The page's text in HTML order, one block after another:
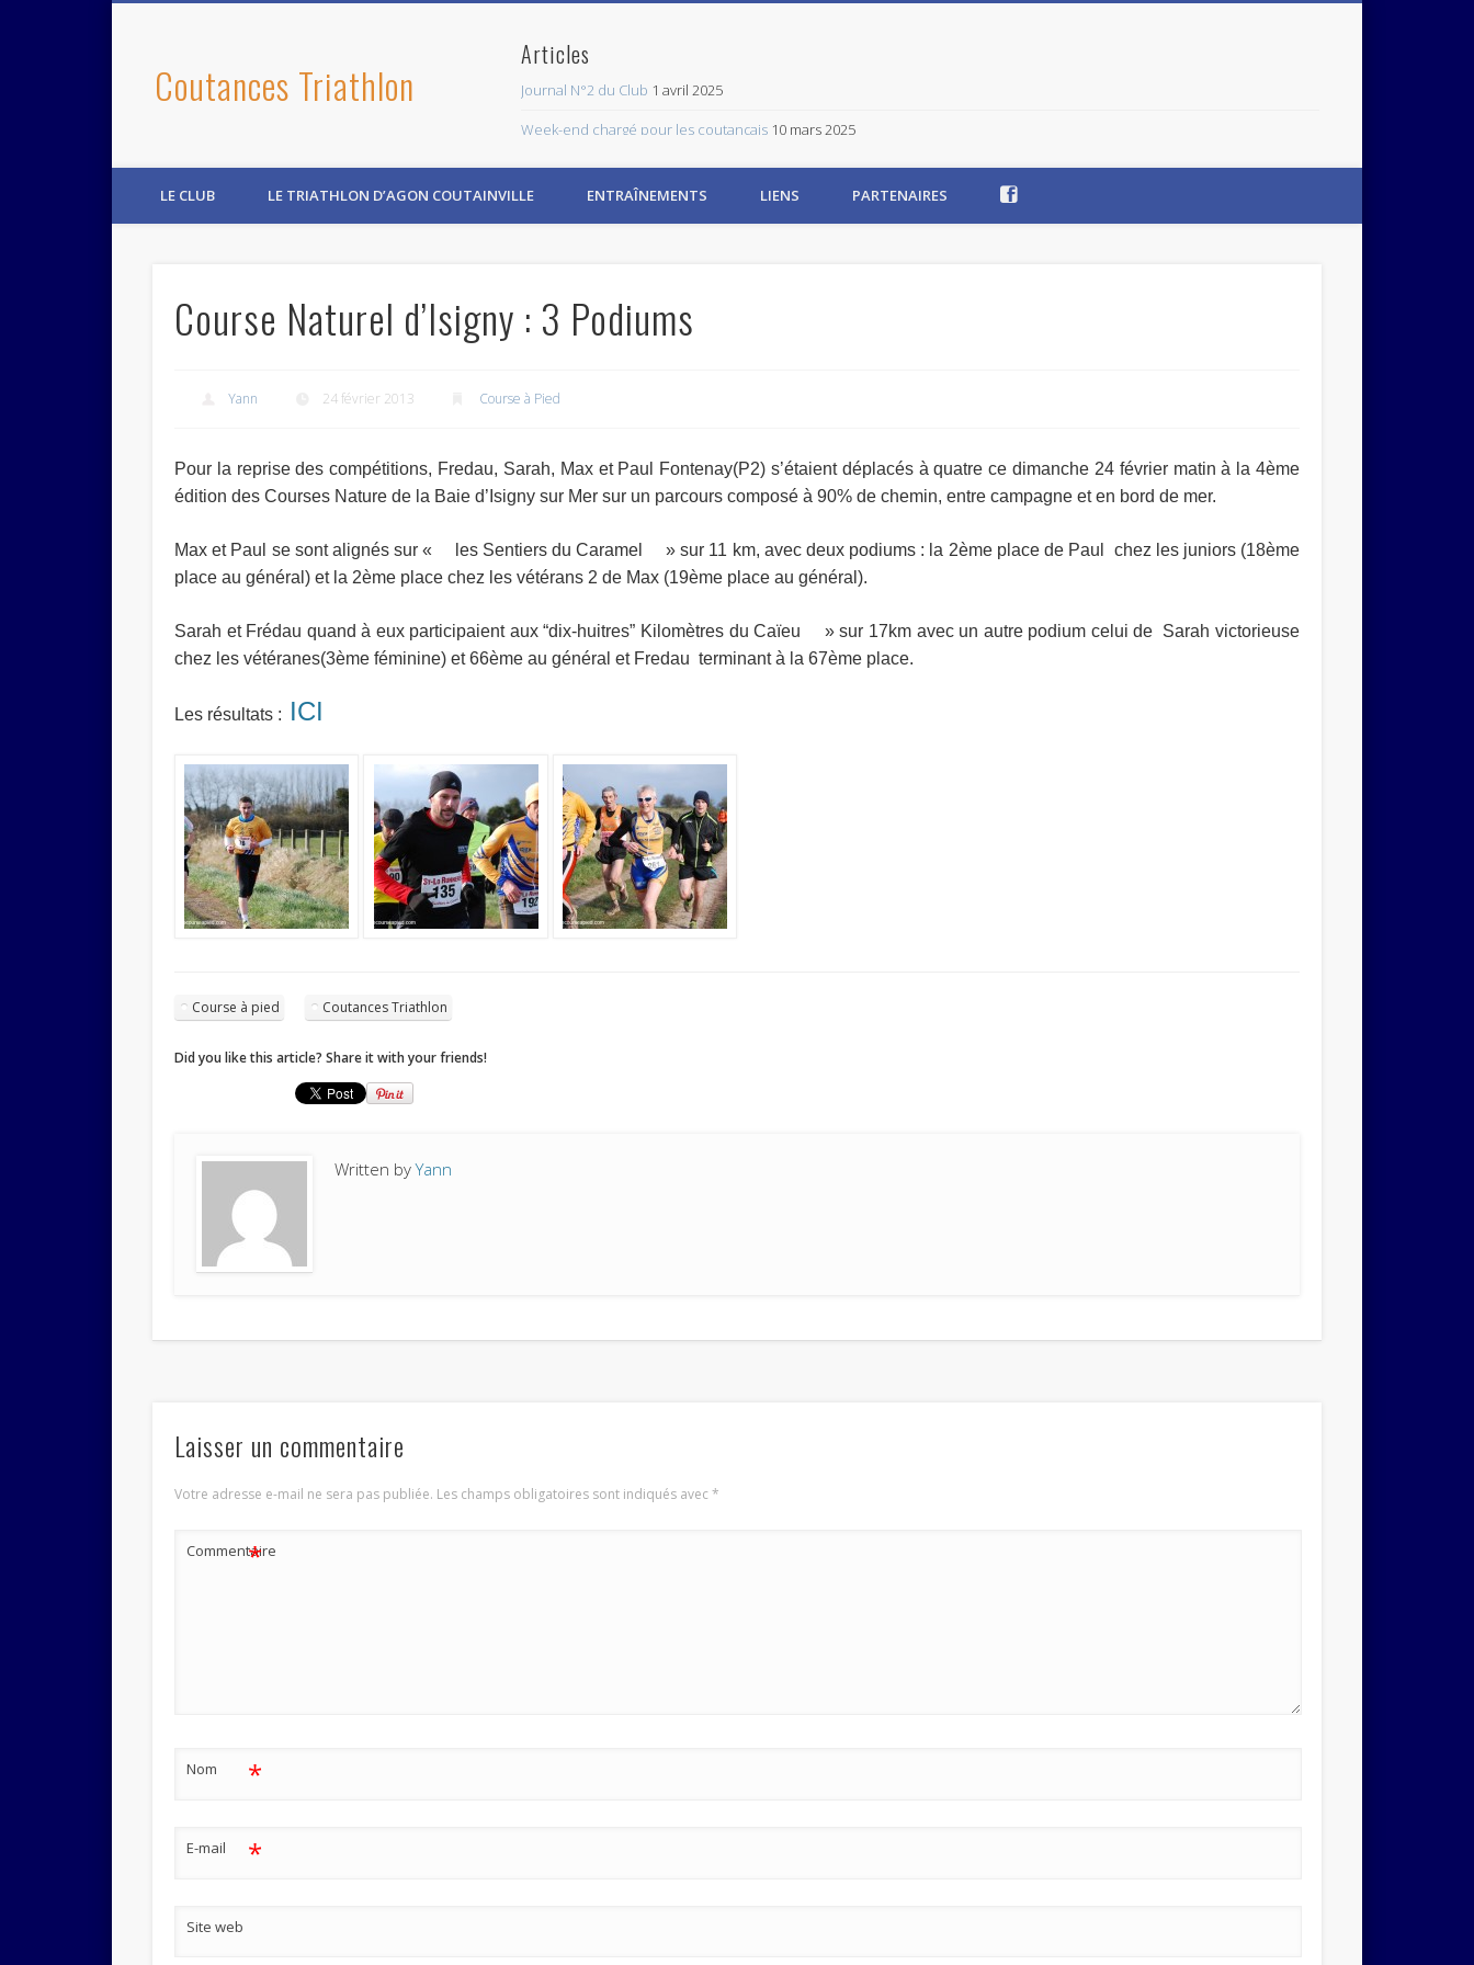
Coutances Triathlon
Articles
Journal N°2 du Club 1 avril 2025
Week-end chargé pour les coutançais 10 mars 2025
CLASS TRI3 mars 2025
Saisissez votre adresse email pour vous abonner à ce blog et recevoir une notification de chaque nouvel article par email.
Rejoignez les 534 autres abonnés
LE CLUB LE TRIATHLON D’AGON COUTAINVILLE ENTRAÎNEMENTS LIENS PARTENAIRES
Accès
Course Naturel d’Isigny : 3 Podiums
Yann 24 février 2013 Course à Pied
Pour la reprise des compétitions, Fredau, Sarah, Max et Paul Fontenay(P2) s’étaient déplacés à quatre ce dimanche 24 février matin à la 4ème
édition des Courses Nature de la Baie d’Isigny sur Mer sur un parcours composé à 90% de chemin, entre campagne et en bord de mer.
Max et Paul se sont alignés sur « les Sentiers du Caramel
» sur 11 km, avec deux podiums : la 2ème place de Paul chez les juniors (18ème
place au général) et la 2ème place chez les vétérans 2 de Max (19ème place au général).
Sarah et Frédau quand à eux participaient aux “dix-huitres” Kilomètres du Caïeu
» sur 17km avec un autre podium celui de Sarah victorieuse
chez les vétéranes(3ème féminine) et 66ème au général et Fredau terminant à la 67ème place.
Les résultats : ICI
Course à pied Coutances Triathlon
Did you like this article? Share it with your friends!
Written byYann
Laisser un commentaire
Votre adresse e-mail ne sera pas publiée. Les champs obligatoires sont indiqués avec*
Commentaire
*
Nom *
E-mail *
Site web